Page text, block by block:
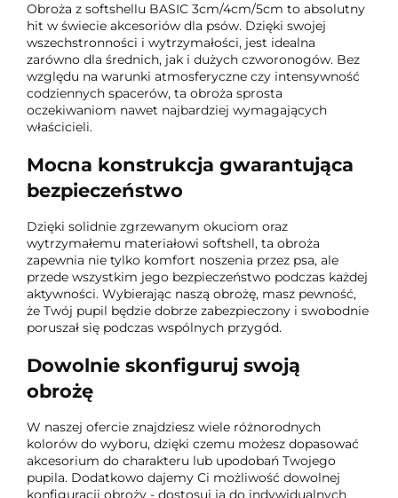
Obroża z softshellu BASIC 3cm/4cm/5cm to absolutny
hit w świecie akcesoriów dla psów. Dzięki swojej
wszechstronności i wytrzymałości, jest idealna
zarówno dla średnich, jak i dużych czworonogów. Bez
względu na warunki atmosferyczne czy intensywność
codziennych spacerów, ta obroża sprosta
oczekiwaniom nawet najbardziej wymagających
właścicieli.
Mocna konstrukcja gwarantująca
bezpieczeństwo
Dzięki solidnie zgrzewanym okuciom oraz
wytrzymałemu materiałowi softshell, ta obroża
zapewnia nie tylko komfort noszenia przez psa, ale
przede wszystkim jego bezpieczeństwo podczas każdej
aktywności. Wybierając naszą obrożę, masz pewność,
że Twój pupil będzie dobrze zabezpieczony i swobodnie
poruszał się podczas wspólnych przygód.
Dowolnie skonfiguruj swoją
obrożę
W naszej ofercie znajdziesz wiele różnorodnych
kolorów do wyboru, dzięki czemu możesz dopasować
akcesorium do charakteru lub upodobań Twojego
pupila. Dodatkowo dajemy Ci możliwość dowolnej
konfiguracji obroży - dostosuj ją do indywidualnych